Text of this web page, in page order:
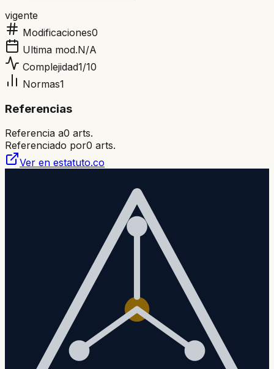
vigente
Modificaciones0
Ultima mod.N/A
Complejidad1/10
Normas1
Referencias
Referencia a0 arts.
Referenciado por0 arts.
Ver en estatuto.co